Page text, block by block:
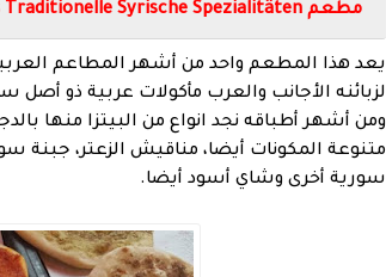
مطعم Traditionelle Syrische Spezialitäten
يعد هذا المطعم واحد من أشهر المطاعم
لزبائنه الأجانب والعرب مأكولات عربية ذو أصل
ومن أشهر أطباقه نجد انواع من البيتزا منها
متنوعة المكونات أيضا، مناقيش الزعتر، جبنة
سورية أخرى وشاي أسود أيضا.